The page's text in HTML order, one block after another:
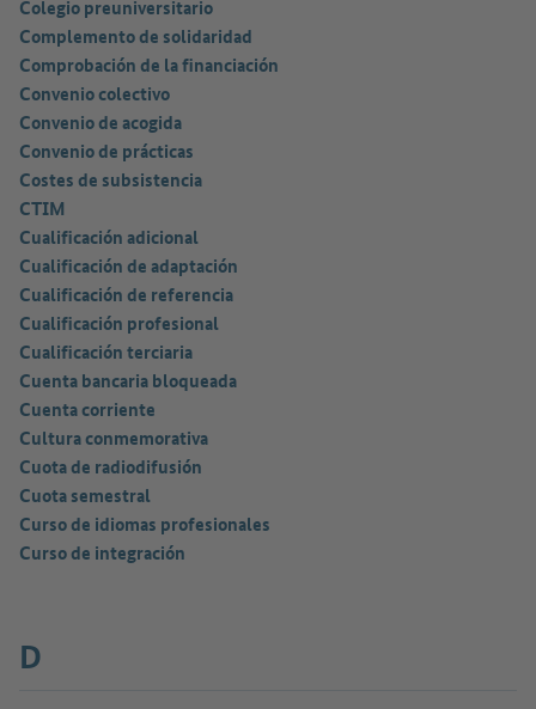
Colegio preuniversitario
Complemento de solidaridad
Comprobación de la financiación
Convenio colectivo
Convenio de acogida
Convenio de prácticas
Costes de subsistencia
CTIM
Cualificación adicional
Cualificación de adaptación
Cualificación de referencia
Cualificación profesional
Cualificación terciaria
Cuenta bancaria bloqueada
Cuenta corriente
Cultura conmemorativa
Cuota de radiodifusión
Cuota semestral
Curso de idiomas profesionales
Curso de integración
D